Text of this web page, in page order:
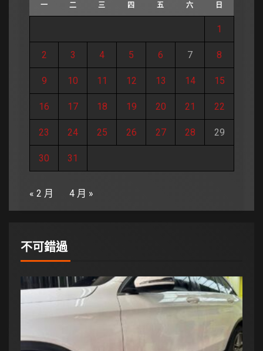
一 二 三 四 五 六 日
1
2 3 4 5 6 7 8
9 10 11 12 13 14 15
16 17 18 19 20 21 22
23 24 25 26 27 28 29
30 31
« 2 月 4 月 »
不可錯過